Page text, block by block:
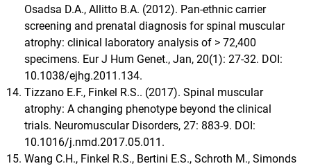
Osadsa D.A., Allitto B.A. (2012). Pan-ethnic carrier
screening and prenatal diagnosis for spinal muscular
atrophy: clinical laboratory analysis of > 72,400
specimens. Eur J Hum Genet., Jan, 20(1): 27-32. DOI:
10.1038/ejhg.2011.134.
Tizzano E.F., Finkel R.S.. (2017). Spinal muscular
atrophy: A changing phenotype beyond the clinical
trials. Neuromuscular Disorders, 27: 883-9. DOI:
10.1016/j.nmd.2017.05.011.
Wang C.H., Finkel R.S., Bertini E.S., Schroth M., Simonds